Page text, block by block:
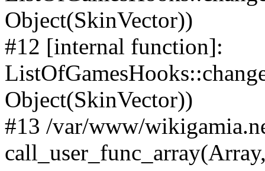
Object(SkinVector))
#12 [internal function]:
Object(SkinVector))
#13 /var/www/